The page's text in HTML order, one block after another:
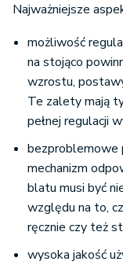
Najważniejsze
możliwość
na stojąco
wzrostu,
Te zalety mają
pełnej regulacji
bezproblemowe
mechanizm
blatu musi być
względu na to,
ręcznie czy też
wysoka jakość